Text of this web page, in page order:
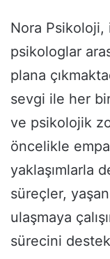
Nora Psikoloji,
psikologlar
plana
sevgi ile her
ve psikolojik
öncelikle
yaklaşımlarla
süreçler,
ulaşmaya
sürecini